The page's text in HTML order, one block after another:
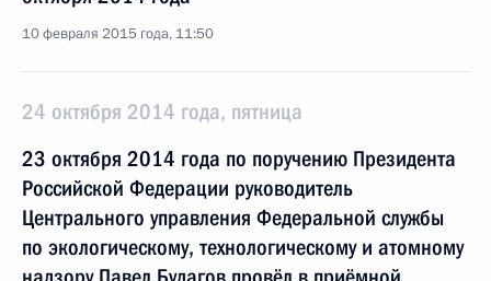
10 февраля 2015 года, 11:50
24 октября 2014 года, пятница
23 октября 2014 года по поручению Президента
Российской Федерации руководитель
Центрального управления Федеральной службы
по экологическому, технологическому и атомному